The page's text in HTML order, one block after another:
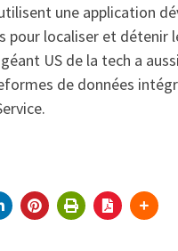
une application
pour localiser et
US de la tech a
de données